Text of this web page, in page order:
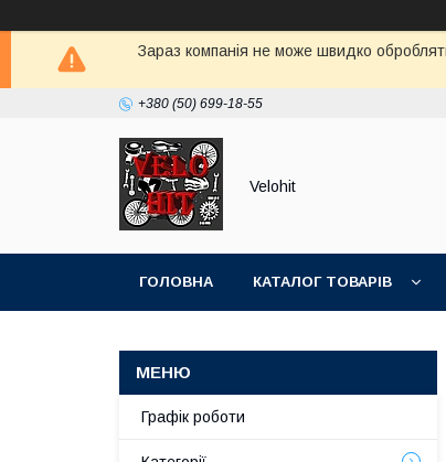
Зараз компанія не може швидко
+380 (50) 699-18-55
Velohit
ГОЛОВНА КАТАЛОГ ТОВАРІВ
Графік роботи